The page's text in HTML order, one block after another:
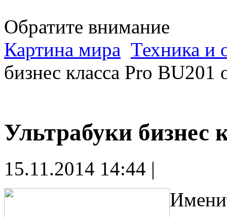
Обратите внимание
Картина мира Техника и
бизнес класса Pro BU201
Ультрабуки бизнес
15.11.2014 14:44 |